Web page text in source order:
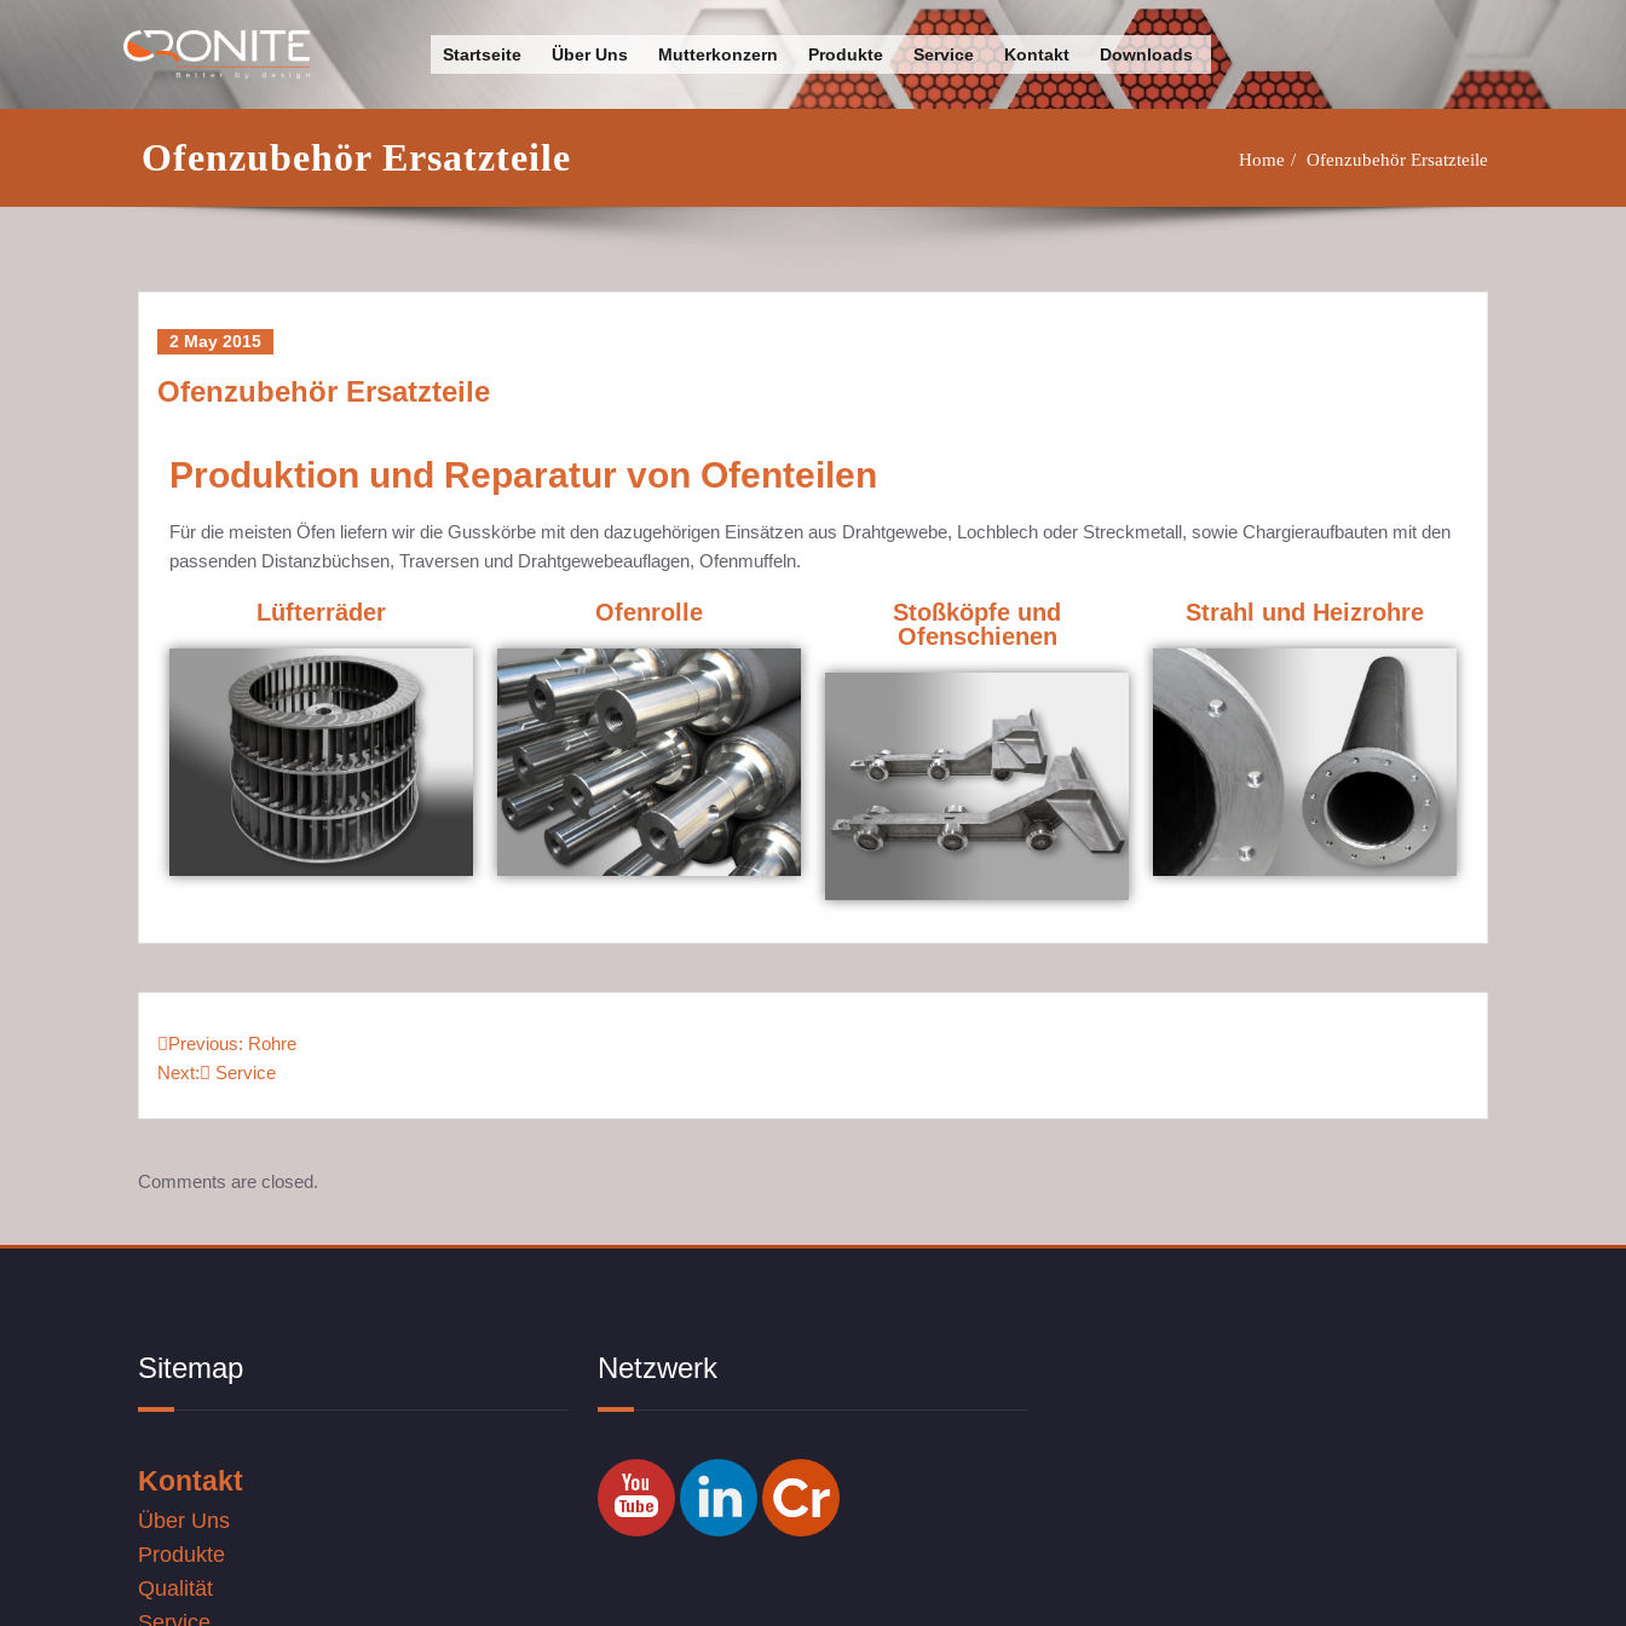
Cronite Klefisch
Startseite Über Uns Mutterkonzern Produkte Service Kontakt Downloads
Ofenzubehör Ersatzteile Home Ofenzubehör Ersatzteile
2 May 2015
Ofenzubehör Ersatzteile
Produktion und Reparatur von Ofenteilen
Für die meisten Öfen liefern wir die Gusskörbe mit den dazugehörigen Einsätzen aus Drahtgewebe, Lochblech oder Streckmetall, sowie Chargieraufbauten mit den
passenden Distanzbüchsen, Traversen und Drahtgewebeauflagen, Ofenmuffeln.
Lüfterräder Ofenrolle
Stoßköpfe und
Ofenschienen
Strahl und Heizrohre
Previous: Rohre
Next:
Service
Comments are closed.
Sitemap
Kontakt
Über Uns
Produkte
Qualität
Netzwerk